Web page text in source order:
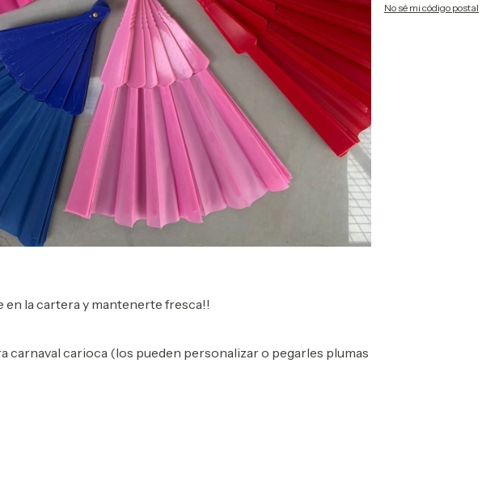
No sé mi código postal
en la cartera y mantenerte fresca!!
carnaval carioca (los pueden personalizar o pegarles plumas